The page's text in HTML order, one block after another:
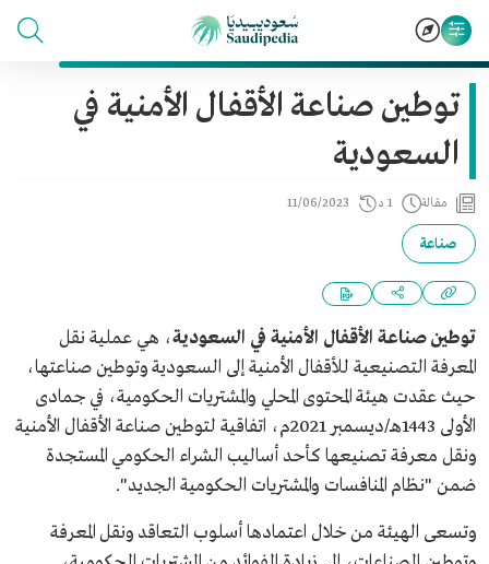
توطين صناعة الأقفال الأمنية في
السعودية
مقالة 1 د 11/06/2023
صناعة
توطين صناعة الأقفال الأمنية في السعودية، هي عملية نقل
المعرفة التصنيعية للأقفال الأمنية إلى السعودية وتوطين صناعتها،
حيث عقدت هيئة المحتوى المحلي والمشتريات الحكومية، في جمادى
الأولى 1443هـ/ديسمبر 2021م، اتفاقية لتوطين صناعة الأقفال الأمنية
ونقل معرفة تصنيعها كأحد أساليب الشراء الحكومي المستجدة
ضمن "نظام المنافسات والمشتريات الحكومية الجديد".
وتسعى الهيئة من خلال اعتمادها أسلوب التعاقد ونقل المعرفة